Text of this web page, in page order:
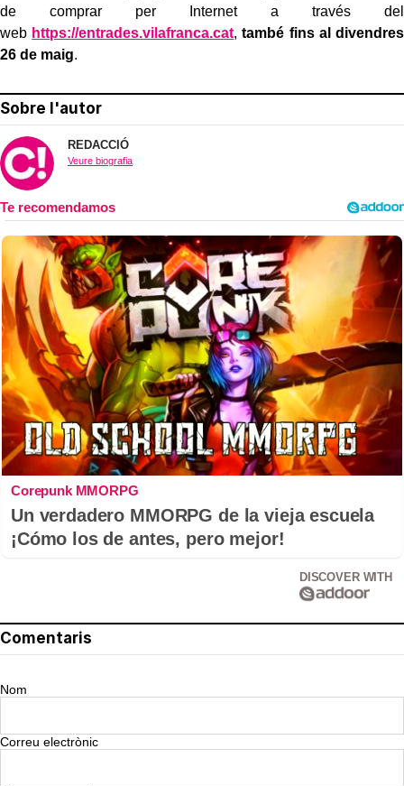
de comprar per Internet a través del
web https://entrades.vilafranca.cat,també fins al divendres
26 de maig.
Sobre l'autor
REDACCIÓ
Veure biografia
Corepunk MMORPG
Un verdadero MMORPG de la vieja escuela
¡Cómo los de antes, pero mejor!
DISCOVER WITH
Comentaris
Nom
Correu electrònic